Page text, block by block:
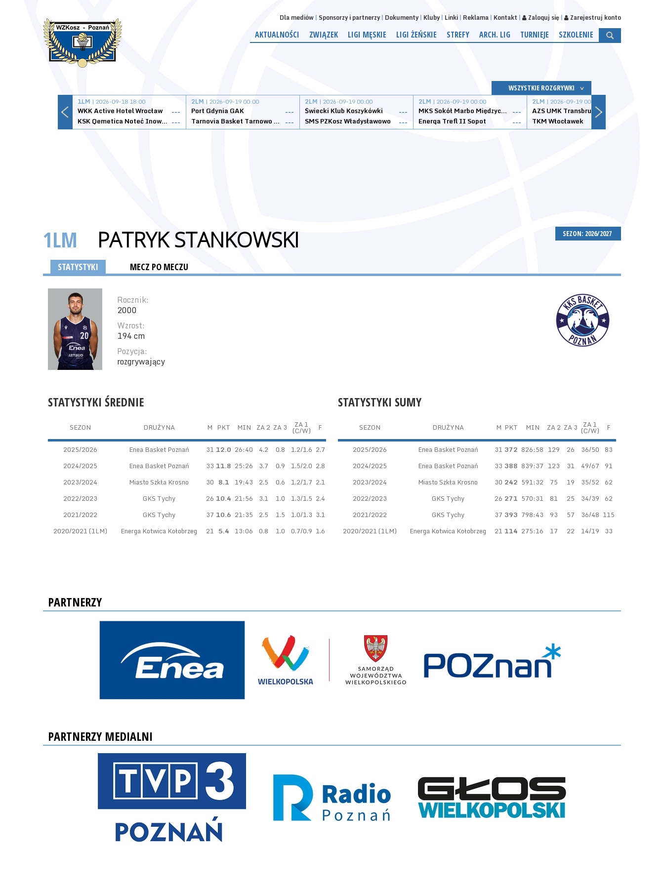
Dla mediów Sponsorzy i partnerzy Dokumenty Kluby Linki Reklama Kontakt Zaloguj się Zarejestruj konto
AKTUALNOŚCI ZWIĄZEK LIGI MĘSKIE LIGI ŻEŃSKIE STREFY ARCH. LIG TURNIEJE SZKOLENIE
WSZYSTKIE ROZGRYWKI
1LM | 2026-09-18 18:00
WKK Active Hotel Wrocław
---
KSK Qemetica Noteć Inowrocław ---
2LM | 2026-09-19 00:00
Port Gdynia GAK
---
Tarnovia Basket Tarnowo Podgórne ---
2LM | 2026-09-19 00:00
Świecki Klub Koszykówki
---
SMS PZKosz Władysławowo
---
2LM | 2026-09-19 00:00
MKS Sokół Marbo Międzychód ---
Energa Trefl II Sopot
---
2LM | 2026-09-19 00:00
AZS UMK Transbruk Toruń
TKM Włocławek
SEZON: 2026/2027
1LM PATRYK STANKOWSKI
STATYSTYKI MECZ PO MECZU
Rocznik:
2000
Wzrost:
194 cm
Pozycja:
rozgrywający
STATYSTYKI SUMY
SEZON DRUŻYNA M PKT MIN ZA 2 ZA 3 ZA 1
(C/W) F
2025/2026 Enea Basket Poznań 31 372 826:58 129 26 36/50 83
2024/2025
Enea Basket Poznań 33 388 839:37 123 31 49/67 91
2023/2024
Miasto Szkła Krosno 30 242 591:32 75 19 35/52 62
2022/2023
GKS Tychy 26 271 570:31 81 25 34/39 62
2021/2022
GKS Tychy 37 393 798:43 93 57 36/48 115
2020/2021 (1LM)
Energa Kotwica Kołobrzeg 21 114 275:16 17 22 14/19 33
STATYSTYKI ŚREDNIE
SEZON DRUŻYNA M PKT MIN ZA 2 ZA 3 ZA 1
(C/W) F
2025/2026 Enea Basket Poznań 31 12.0 26:40 4.2 0.8 1.2/1.6 2.7
2024/2025
Enea Basket Poznań 33 11.8 25:26 3.7 0.9 1.5/2.0 2.8
2023/2024
Miasto Szkła Krosno 30 8.1 19:43 2.5 0.6 1.2/1.7 2.1
2022/2023
GKS Tychy 26 10.4 21:56 3.1 1.0 1.3/1.5 2.4
2021/2022
GKS Tychy 37 10.6 21:35 2.5 1.5 1.0/1.3 3.1
2020/2021 (1LM)
Energa Kotwica Kołobrzeg 21 5.4 13:06 0.8 1.0 0.7/0.9 1.6
PARTNERZY
PARTNERZY MEDIALNI